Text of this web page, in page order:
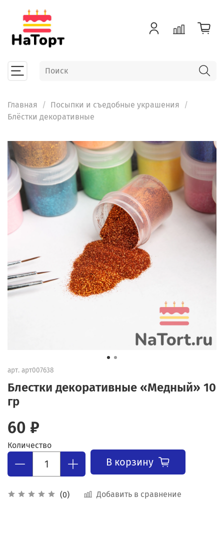
Главная
Посыпки и съедобные украшения
Блёстки декоративные
арт. арт007638
Блестки декоративные «Медный» 10
гр
(0) Добавить в сравнение
60 ₽
Количество
В корзину